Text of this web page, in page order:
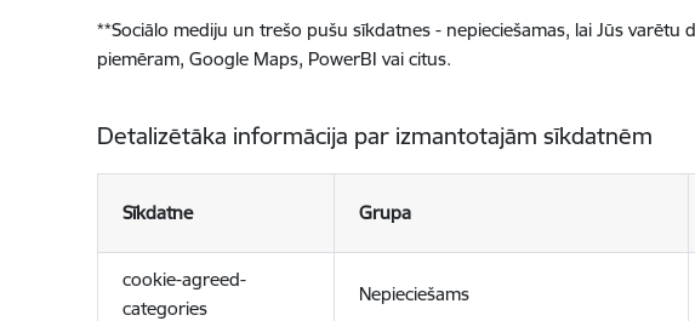
**Sociālo mediju un trešo pušu sīkdatnes - nepieciešamas, lai Jūs
piemēram, Google Maps, PowerBI vai citus.
Detalizētāka informācija par izmantotajām sīkdatnēm
Sīkdatne Grupa
cookie-agreed-
categories
Nepieciešams